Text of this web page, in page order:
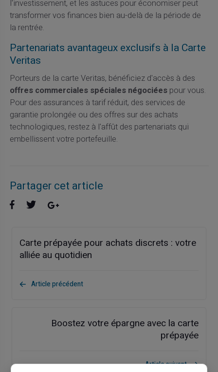
l'investissement, et les astuces pour économiser peut
transformer vos finances bien au-delà de la période de
la rentrée.
Partenariats avantageux exclusifs à la Carte
Veritas
Porteurs de la carte Veritas, bénéficiez d'accès à des
offres commerciales spéciales négociéespour vous.
Pour des assurances à tarif réduit, des services de
garantie prolongée ou des offres sur des achats
technologiques, restez à l'affût des partenariats qui
embellissent votre portefeuille.
Partager cet article
Carte prépayée pour achats discrets : votre
alliée au quotidien
Article précédent
Boostez votre épargne avec la carte
prépayée
Article suivant